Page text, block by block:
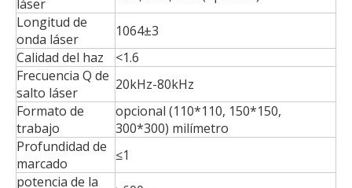
láser
Longitud de
onda láser
1064±3
Calidad del haz
<1.6
Frecuencia Q de
salto láser
20kHz-80kHz
Formato de
trabajo
opcional (110*110, 150*150,
300*300) milímetro
Profundidad de
marcado
≤1
potencia de la